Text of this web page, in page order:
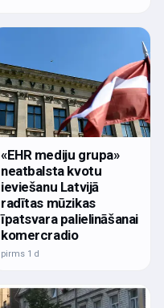
«EHR mediju grupa»
neatbalsta kvotu
ieviešanu Latvijā
radītas mūzikas
īpatsvara palielināšanai
komercradio
pirms 1 d